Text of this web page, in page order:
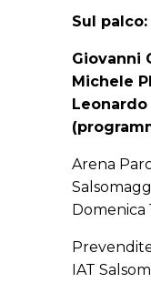
Sul palco:
Giovanni
Michele
Leonardo
Arena
Domenica
IAT